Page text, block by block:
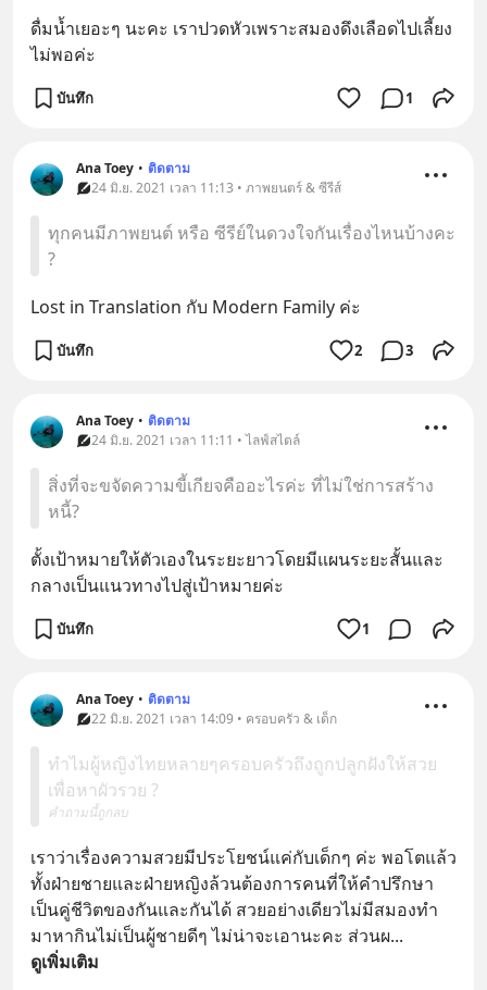
ดื่มน้ำเยอะๆ นะคะ เราปวดหัวเพราะสมองดึงเลือดไปเลี้ยง
ไม่พอค่ะ
บันทึก 1
Ana Toey • ติดตาม
24 มิ.ย. 2021 เวลา 11:13 • ภาพยนตร์ & ซีรีส์
ทุกคนมีภาพยนต์ หรือ ซีรีย์ในดวงใจกันเรื่องไหนบ้างคะ
?
Lost in Translation กับ Modern Family ค่ะ
บันทึก 2 3
Ana Toey • ติดตาม
24 มิ.ย. 2021 เวลา 11:11 • ไลฟ์สไตล์
สิ่งที่จะขจัดความขี้เกียจคืออะไรค่ะ ที่ไม่ใช่การสร้าง
หนี้?
ตั้งเป้าหมายให้ตัวเองในระยะยาวโดยมีแผนระยะสั้นและ
กลางเป็นแนวทางไปสู่เป้าหมายค่ะ
บันทึก 1
Ana Toey • ติดตาม
22 มิ.ย. 2021 เวลา 14:09 • ครอบครัว & เด็ก
ทำไมผู้หญิงไทยหลายๆครอบครัวถึงถูกปลูกฝังให้สวย
เพื่อหาผัวรวย ?
คำถามนี้ถูกลบ
เราว่าเรื่องความสวยมีประโยชน์แค่กับเด็กๆ ค่ะ พอโตแล้ว
ทั้งฝ่ายชายและฝ่ายหญิงล้วนต้องการคนที่ให้คำปรึกษา
เป็นคู่ชีวิตของกันและกันได้ สวยอย่างเดียวไม่มีสมองทำ
มาหากินไม่เป็นผู้ชายดีๆ ไม่น่าจะเอานะคะ ส่วนผ...
ดูเพิ่มเติม